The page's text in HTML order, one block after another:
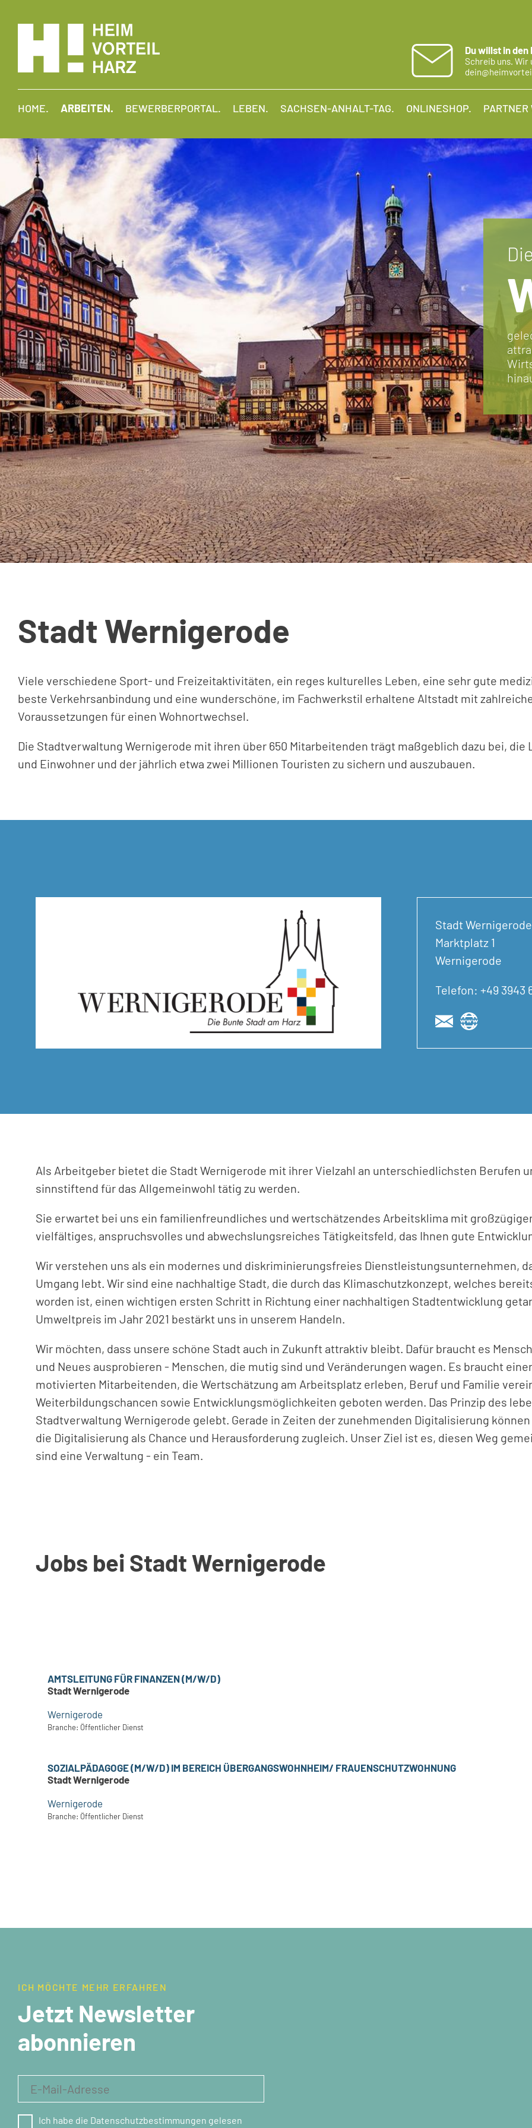
Du willst in den
Schreib uns.
HOME. ARBEITEN. BEWERBERPORTAL. LEBEN. SACHSEN-ANHALT-TAG. ONLINESHOP.
Stadt Wernigerode
Viele verschiedene Sport- und Freizeitaktivitäten, ein reges kulturelles Leben, eine sehr gute
beste Verkehrsanbindung und eine wunderschöne, im Fachwerkstil erhaltene Altstadt mit
Voraussetzungen für einen Wohnortwechsel.
Die Stadtverwaltung Wernigerode mit ihren über 650 Mitarbeitenden trägt maßgeblich dazu bei, die
und Einwohner und der jährlich etwa zwei Millionen Touristen zu sichern und auszubauen.
Stadt Wernigerode
Marktplatz 1
Wernigerode
Telefon: +49 3943
Als Arbeitgeber bietet die Stadt Wernigerode mit ihrer Vielzahl an unterschiedlichsten Berufen
sinnstiftend für das Allgemeinwohl tätig zu werden.
Sie erwartet bei uns ein familienfreundliches und wertschätzendes Arbeitsklima mit
vielfältiges, anspruchsvolles und abwechslungsreiches Tätigkeitsfeld, das Ihnen gute
Wir verstehen uns als ein modernes und diskriminierungsfreies Dienstleistungsunternehmen,
Umgang lebt. Wir sind eine nachhaltige Stadt, die durch das Klimaschutzkonzept, welches
worden ist, einen wichtigen ersten Schritt in Richtung einer nachhaltigen Stadtentwicklung
Umweltpreis im Jahr 2021 bestärkt uns in unserem Handeln.
Wir möchten, dass unsere schöne Stadt auch in Zukunft attraktiv bleibt. Dafür braucht es
und Neues ausprobieren - Menschen, die mutig sind und Veränderungen wagen. Es braucht
motivierten Mitarbeitenden, die Wertschätzung am Arbeitsplatz erleben, Beruf und Familie
Weiterbildungschancen sowie Entwicklungsmöglichkeiten geboten werden. Das Prinzip des
Stadtverwaltung Wernigerode gelebt. Gerade in Zeiten der zunehmenden Digitalisierung
die Digitalisierung als Chance und Herausforderung zugleich. Unser Ziel ist es, diesen Weg
sind eine Verwaltung - ein Team.
Jobs bei Stadt Wernigerode
AMTSLEITUNG FÜR FINANZEN (M/W/D)
Stadt Wernigerode
Wernigerode
Branche: Öffentlicher Dienst
SOZIALPÄDAGOGE (M/W/D) IM BEREICH ÜBERGANGSWOHNHEIM/ FRAUENSCHUTZWOHNUNG
Stadt Wernigerode
Wernigerode
Branche: Öffentlicher Dienst
ICH MÖCHTE MEHR ERFAHREN
Jetzt Newsletter
abonnieren
Ich habe die Datenschutzbestimmungen gelesen